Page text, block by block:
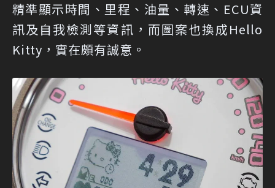
精準顯示時間、里程、油量、轉速、ECU資
訊及自我檢測等資訊，而圖案也換成Hello
Kitty，實在頗有誠意。